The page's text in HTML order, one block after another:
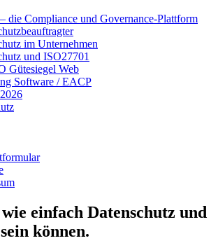
die Compliance und Governance-Plattform
im Unternehmen
und ISO27701
Gütesiegel Web
Software / EACP
einfach Datenschutz und
können.